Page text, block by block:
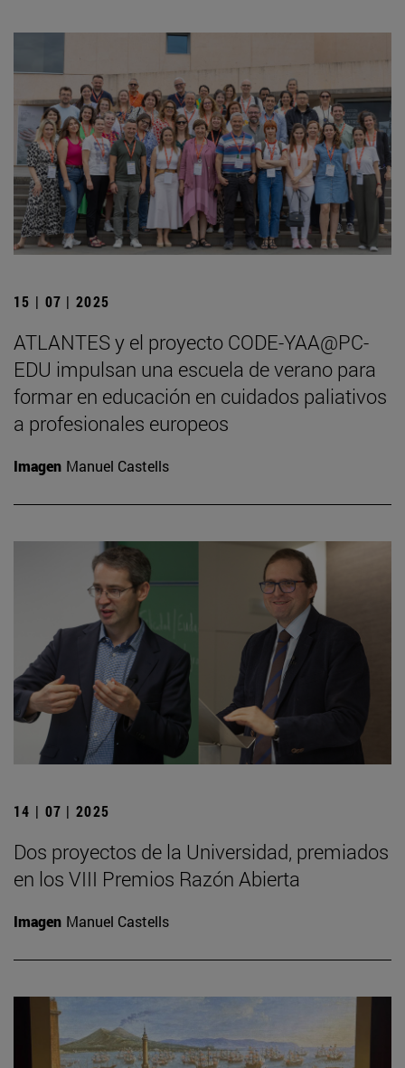
15 | 07 | 2025
ATLANTES y el proyecto CODE-YAA@PC-
EDU impulsan una escuela de verano para
formar en educación en cuidados paliativos
a profesionales europeos
Imagen Manuel Castells
14 | 07 | 2025
Dos proyectos de la Universidad, premiados
en los VIII Premios Razón Abierta
Imagen Manuel Castells